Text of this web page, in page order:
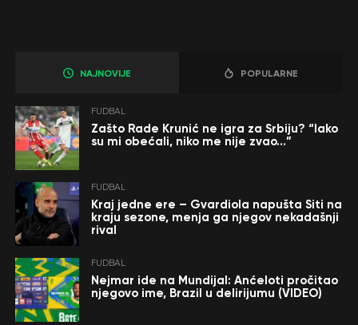
NAJNOVIJE POPULARNE
FUDBAL
Zašto Rade Krunić ne igra za Srbiju? “Iako
su mi obećali, niko me nije zvao…”
FUDBAL
Kraj jedne ere – Gvardiola napušta Siti na
kraju sezone, menja ga njegov nekadašnji
rival
FUDBAL
Nejmar ide na Mundijal: Anćeloti pročitao
njegovo ime, Brazil u delirijumu (VIDEO)